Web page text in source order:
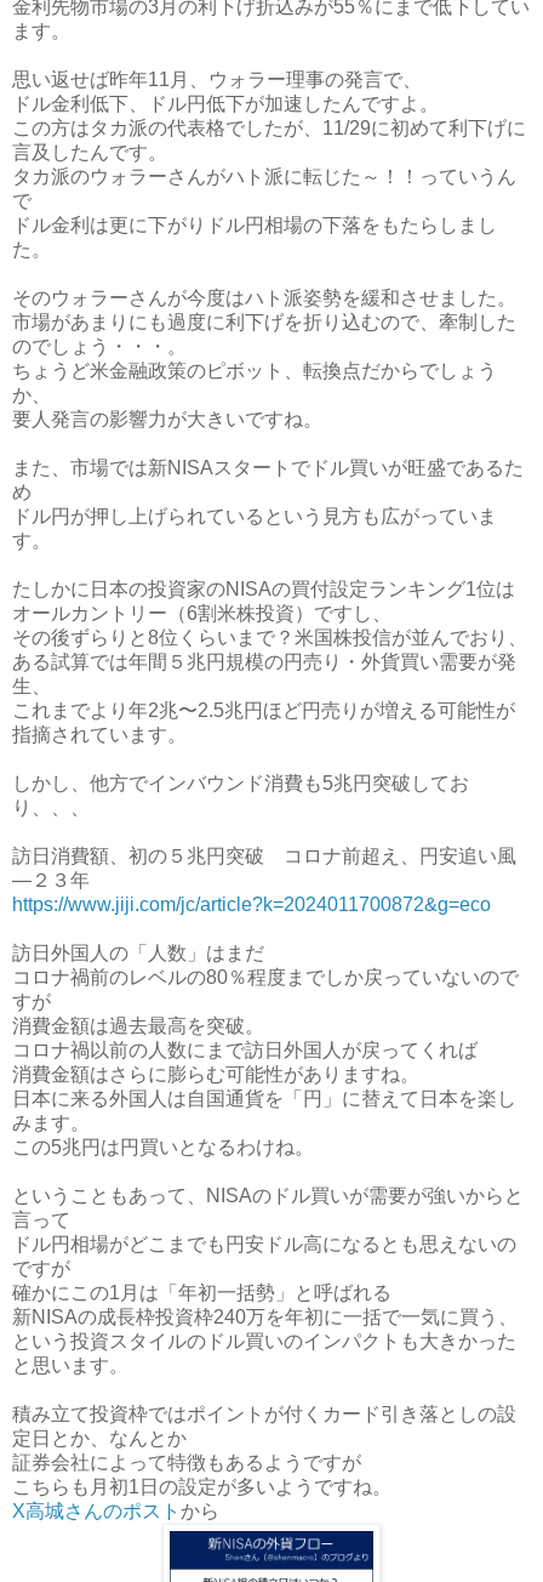
金利先物市場の3月の利下げ折込みが55％にまで低下してい
ます。
思い返せば昨年11月、ウォラー理事の発言で、
ドル金利低下、ドル円低下が加速したんですよ。
この方はタカ派の代表格でしたが、11/29に初めて利下げに
言及したんです。
タカ派のウォラーさんがハト派に転じた～！！っていうん
で
ドル金利は更に下がりドル円相場の下落をもたらしまし
た。
そのウォラーさんが今度はハト派姿勢を緩和させました。
市場があまりにも過度に利下げを折り込むので、牽制した
のでしょう・・・。
ちょうど米金融政策のピボット、転換点だからでしょう
か、
要人発言の影響力が大きいですね。
また、市場では新NISAスタートでドル買いが旺盛であるた
め
ドル円が押し上げられているという見方も広がっていま
す。
たしかに日本の投資家のNISAの買付設定ランキング1位は
オールカントリー（6割米株投資）ですし、
その後ずらりと8位くらいまで？米国株投信が並んでおり、
ある試算では年間５兆円規模の円売り・外貨買い需要が発
生、
これまでより年2兆〜2.5兆円ほど円売りが増える可能性が
指摘されています。
しかし、他方でインバウンド消費も5兆円突破してお
り、、、
訪日消費額、初の５兆円突破 コロナ前超え、円安追い風
―２３年
https://www.jiji.com/jc/article?k=2024011700872&g=eco
訪日外国人の「人数」はまだ
コロナ禍前のレベルの80％程度までしか戻っていないので
すが
消費金額は過去最高を突破。
コロナ禍以前の人数にまで訪日外国人が戻ってくれば
消費金額はさらに膨らむ可能性がありますね。
日本に来る外国人は自国通貨を「円」に替えて日本を楽し
みます。
この5兆円は円買いとなるわけね。
ということもあって、NISAのドル買いが需要が強いからと
言って
ドル円相場がどこまでも円安ドル高になるとも思えないの
ですが
確かにこの1月は「年初一括勢」と呼ばれる
新NISAの成長枠投資枠240万を年初に一括で一気に買う、
という投資スタイルのドル買いのインパクトも大きかった
と思います。
積み立て投資枠ではポイントが付くカード引き落としの設
定日とか、なんとか
証券会社によって特徴もあるようですが
こちらも月初1日の設定が多いようですね。
X高城さんのポスト から